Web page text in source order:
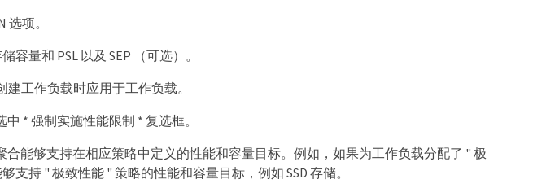
项。
量和 PSL 以及 SEP （可选）。
建工作负载时应用于工作负载。
* 强制实施性能限制 * 复选框。
合能够支持在相应策略中定义的性能和容量目标。例如，如果为工作负载分配了 " 极
支持 " 极致性能 " 策略的性能和容量目标，例如 SSD 存储。